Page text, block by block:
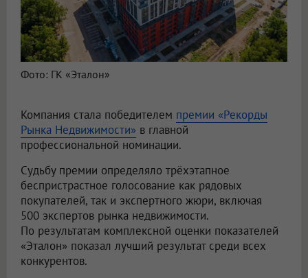
Фото: ГК «Эталон»
Компания стала победителем премии «Рекорды
Рынка Недвижимости» в главной
профессиональной номинации.
Судьбу премии определяло трёхэтапное
беспристрастное голосование как рядовых
покупателей, так и экспертного жюри, включая
500 экспертов рынка недвижимости.
По результатам комплексной оценки показателей
«Эталон» показал лучший результат среди всех
конкурентов.